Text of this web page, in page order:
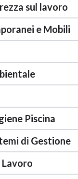
sul lavoro
e Mobili
Piscina
di Gestione